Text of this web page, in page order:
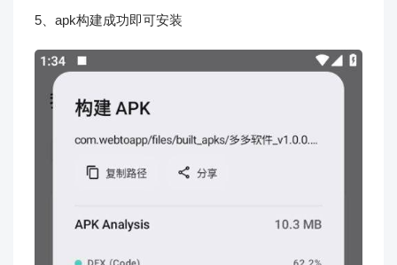
5、apk构建成功即可安装